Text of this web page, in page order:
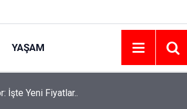
YAŞAM
Beyaz’la Joker